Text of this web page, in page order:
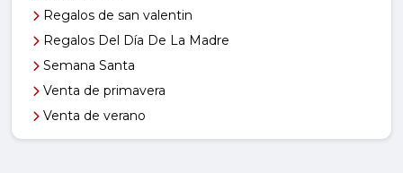
Regalos de san valentin
Regalos Del Día De La Madre
Semana Santa
Venta de primavera
Venta de verano